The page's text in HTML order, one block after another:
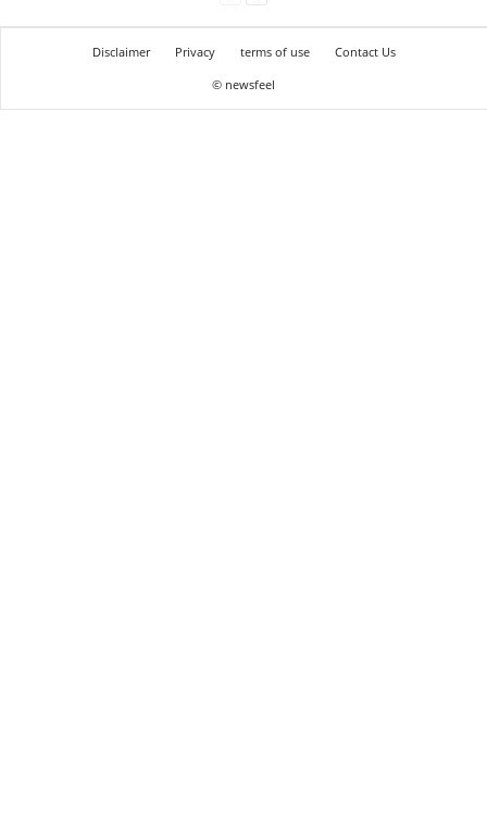
Disclaimer Privacy terms of use
Contact Us
© newsfeel